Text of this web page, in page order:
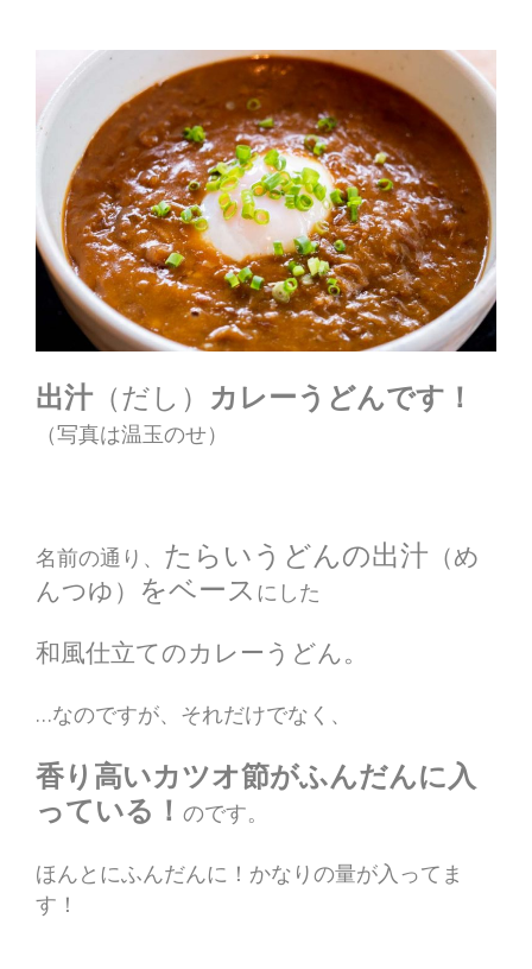
出汁（だし） カレーうどんです！
（写真は温玉のせ）
名前の通り、 たらいうどんの出汁 （め
んつゆ） をベース にした
和風仕立てのカレーうどん。
…なのですが、それだけでなく、
香り高いカツオ節がふんだんに入
っている！ のです。
ほんとにふんだんに！かなりの量が入ってま
す！